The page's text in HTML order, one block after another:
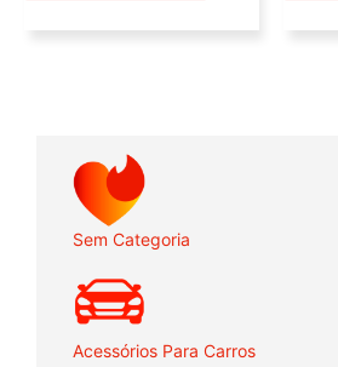
Sem Categoria
Acessórios Para Carros